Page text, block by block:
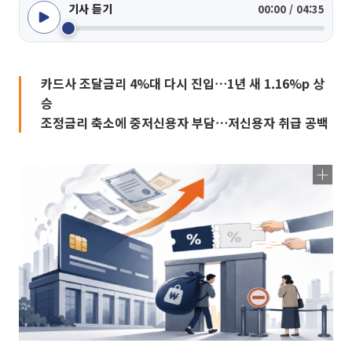
기사 듣기 00:00 / 04:35
카드사 조달금리 4%대 다시 진입⋯1년 새 1.16%p 상
승
조정금리 축소에 중저신용자 부담⋯저신용자 취급 공백